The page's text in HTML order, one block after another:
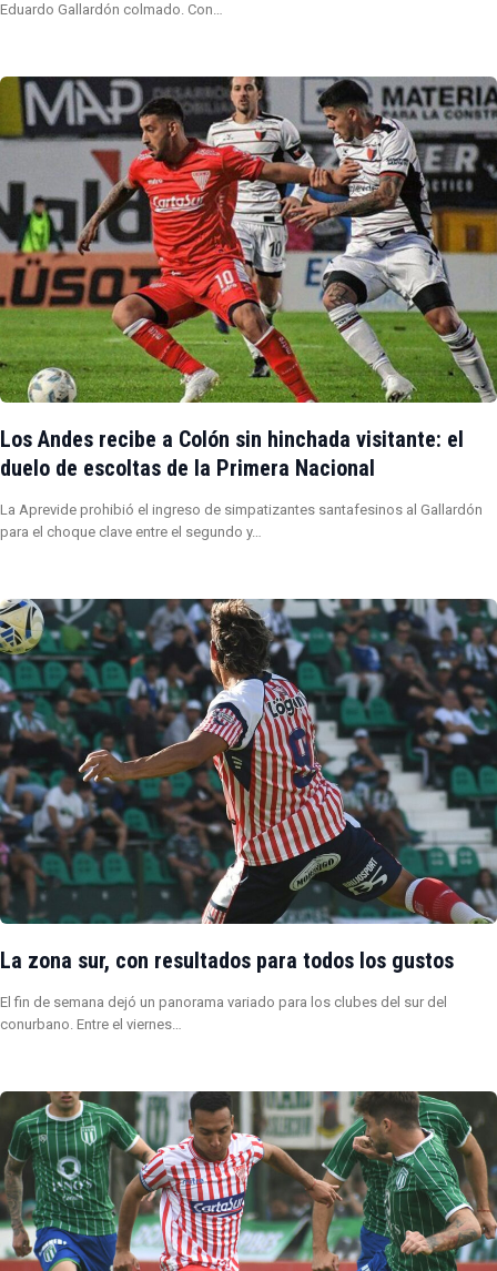
Eduardo Gallardón colmado. Con…
Los Andes recibe a Colón sin hinchada visitante: el
duelo de escoltas de la Primera Nacional
La Aprevide prohibió el ingreso de simpatizantes santafesinos al Gallardón
para el choque clave entre el segundo y…
La zona sur, con resultados para todos los gustos
El fin de semana dejó un panorama variado para los clubes del sur del
conurbano. Entre el viernes…